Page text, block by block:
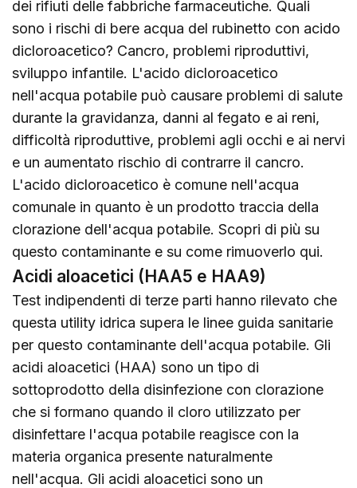
dei rifiuti delle fabbriche farmaceutiche. Quali
sono i rischi di bere acqua del rubinetto con acido
dicloroacetico? Cancro, problemi riproduttivi,
sviluppo infantile. L'acido dicloroacetico
nell'acqua potabile può causare problemi di salute
durante la gravidanza, danni al fegato e ai reni,
difficoltà riproduttive, problemi agli occhi e ai nervi
e un aumentato rischio di contrarre il cancro.
L'acido dicloroacetico è comune nell'acqua
comunale in quanto è un prodotto traccia della
clorazione dell'acqua potabile. Scopri di più su
questo contaminante e su come rimuoverlo qui.
Acidi aloacetici (HAA5 e HAA9)
Test indipendenti di terze parti hanno rilevato che
questa utility idrica supera le linee guida sanitarie
per questo contaminante dell'acqua potabile. Gli
acidi aloacetici (HAA) sono un tipo di
sottoprodotto della disinfezione con clorazione
che si formano quando il cloro utilizzato per
disinfettare l'acqua potabile reagisce con la
materia organica presente naturalmente
nell'acqua. Gli acidi aloacetici sono un